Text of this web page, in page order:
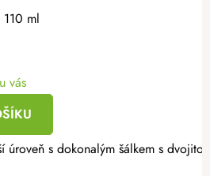
110 ml
vás
úroveň s dokonalým šálkem s